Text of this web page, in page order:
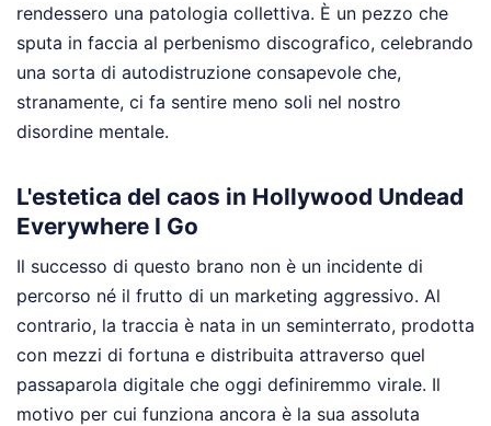
rendessero una patologia collettiva. È un pezzo che
sputa in faccia al perbenismo discografico, celebrando
una sorta di autodistruzione consapevole che,
stranamente, ci fa sentire meno soli nel nostro
disordine mentale.
L'estetica del caos in Hollywood Undead
Everywhere I Go
Il successo di questo brano non è un incidente di
percorso né il frutto di un marketing aggressivo. Al
contrario, la traccia è nata in un seminterrato, prodotta
con mezzi di fortuna e distribuita attraverso quel
passaparola digitale che oggi definiremmo virale. Il
motivo per cui funziona ancora è la sua assoluta